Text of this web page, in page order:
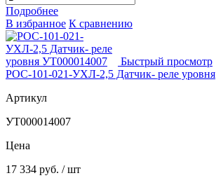
Подробнее
В избранное К сравнению
Быстрый просмотр
РОС-101-021-УХЛ-2,5 Датчик- реле уровня
Артикул
УТ000014007
Цена
17 334 руб. / шт